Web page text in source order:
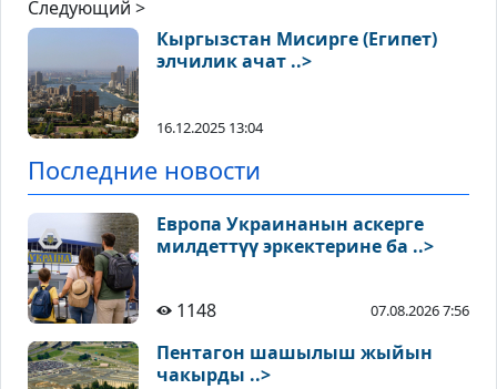
Следующий >
Кыргызстан Мисирге (Египет)
элчилик ачат ..>
16.12.2025 13:04
Последние новости
Европа Украинанын аскерге
милдеттүү эркектерине ба ..>
1148 07.08.2026 7:56
Пентагон шашылыш жыйын
чакырды ..>